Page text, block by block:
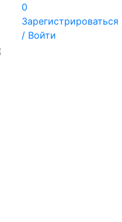
0
Зарегистрироваться
/ Войти